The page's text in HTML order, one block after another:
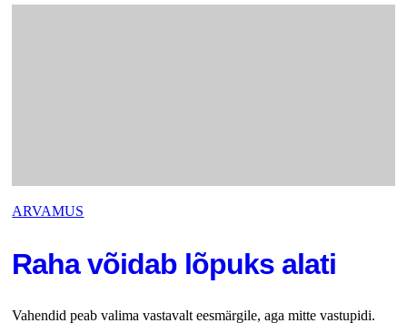
ARVAMUS
Raha võidab lõpuks alati
Vahendid peab valima vastavalt eesmärgile, aga mitte vastupidi.